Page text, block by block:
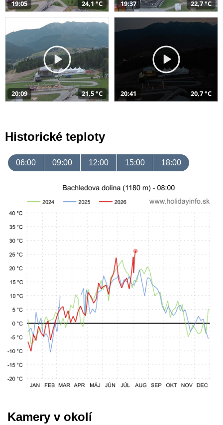
19:05 24,1 °C 19:37 22,7 °C
20:09 21,5 °C 20:41 20,7 °C
Historické teploty
06:00 09:00 12:00 15:00 18:00
Kamery v okolí